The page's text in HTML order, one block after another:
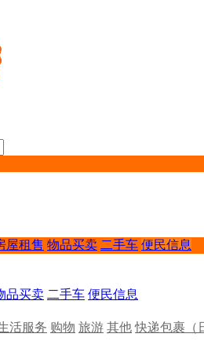
屋租售 物品买卖 二手车 便民信息
品买卖 二手车 便民信息
活服务 购物 旅游 其他 快递包裹（